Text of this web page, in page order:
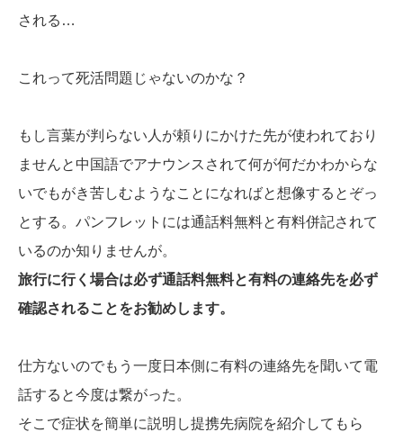
される…
これって死活問題じゃないのかな？
もし言葉が判らない人が頼りにかけた先が使われており
ませんと中国語でアナウンスされて何が何だかわからな
いでもがき苦しむようなことになればと想像するとぞっ
とする。パンフレットには通話料無料と有料併記されて
いるのか知りませんが。
旅行に行く場合は必ず通話料無料と有料の連絡先を必ず
確認されることをお勧めします。
仕方ないのでもう一度日本側に有料の連絡先を聞いて電
話すると今度は繋がった。
そこで症状を簡単に説明し提携先病院を紹介してもら